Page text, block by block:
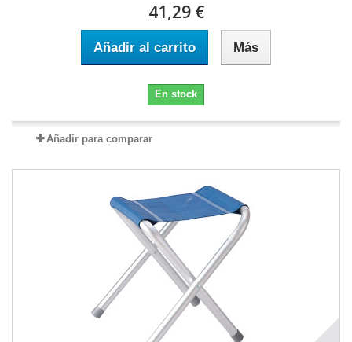
41,29 €
Añadir al carrito Más
En stock
Añadir para comparar